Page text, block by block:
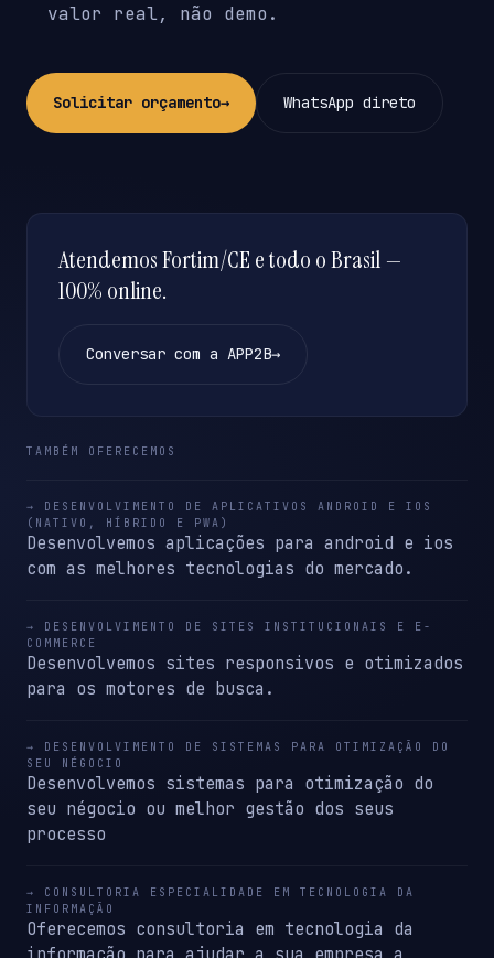
valor real, não demo.
Solicitar orçamento→ WhatsApp direto
Atendemos Fortim/CE e todo o Brasil —
100% online.
Conversar com a APP2B→
TAMBÉM OFERECEMOS
→ DESENVOLVIMENTO DE APLICATIVOS ANDROID E IOS
(NATIVO, HÍBRIDO E PWA)
Desenvolvemos aplicações para android e ios
com as melhores tecnologias do mercado.
→ DESENVOLVIMENTO DE SITES INSTITUCIONAIS E E-
COMMERCE
Desenvolvemos sites responsivos e otimizados
para os motores de busca.
→ DESENVOLVIMENTO DE SISTEMAS PARA OTIMIZAÇÃO DO
SEU NÉGOCIO
Desenvolvemos sistemas para otimização do
seu négocio ou melhor gestão dos seus
processo
→ CONSULTORIA ESPECIALIDADE EM TECNOLOGIA DA
INFORMAÇÃO
Oferecemos consultoria em tecnologia da